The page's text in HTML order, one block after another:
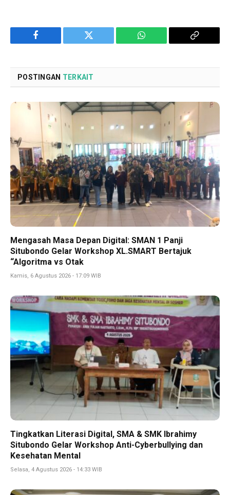
Facebook Twitter WhatsApp
Copy
POSTINGAN TERKAIT
Mengasah Masa Depan Digital: SMAN 1 Panji
Situbondo Gelar Workshop XL.SMART Bertajuk
“Algoritma vs Otak
Kamis, 6 Agustus 2026 - 17:09 WIB
Tingkatkan Literasi Digital, SMA & SMK Ibrahimy
Situbondo Gelar Workshop Anti-Cyberbullying dan
Kesehatan Mental
Selasa, 4 Agustus 2026 - 14:33 WIB